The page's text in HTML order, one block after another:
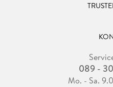
089 -
Mo. - Sa.